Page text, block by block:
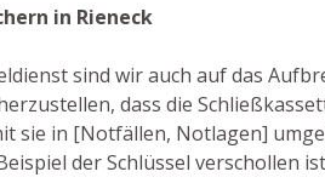
in Rieneck
sind wir auch auf das
dass die
sie in [Notfällen, Notlagen]
der Schlüssel verschollen